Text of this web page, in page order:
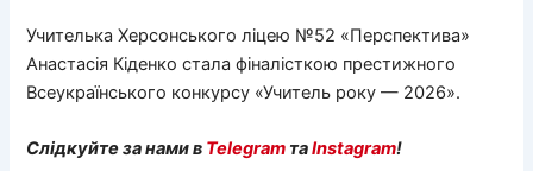
Учителька Херсонського ліцею №52 «Перспектива»
Анастасія Кіденко стала фіналісткою престижного
Всеукраїнського конкурсу «Учитель року — 2026».
Слідкуйте за нами в Telegram таInstagram!